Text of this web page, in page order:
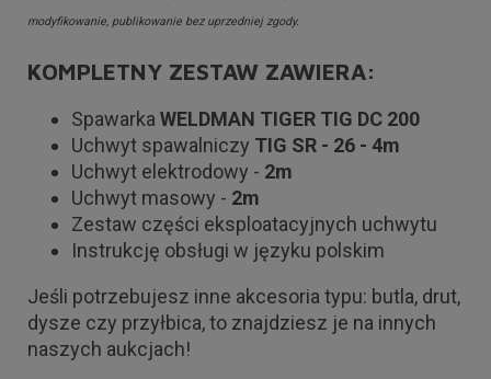
modyfikowanie, publikowanie bez uprzedniej zgody.
KOMPLETNY ZESTAW ZAWIERA:
Spawarka WELDMAN TIGER TIG DC 200
Uchwyt spawalniczy TIG SR - 26 - 4m
Uchwyt elektrodowy - 2m
Uchwyt masowy - 2m
Zestaw części eksploatacyjnych uchwytu
Instrukcję obsługi w języku polskim
Jeśli potrzebujesz inne akcesoria typu: butla, drut,
dysze czy przyłbica, to znajdziesz je na innych
naszych aukcjach!